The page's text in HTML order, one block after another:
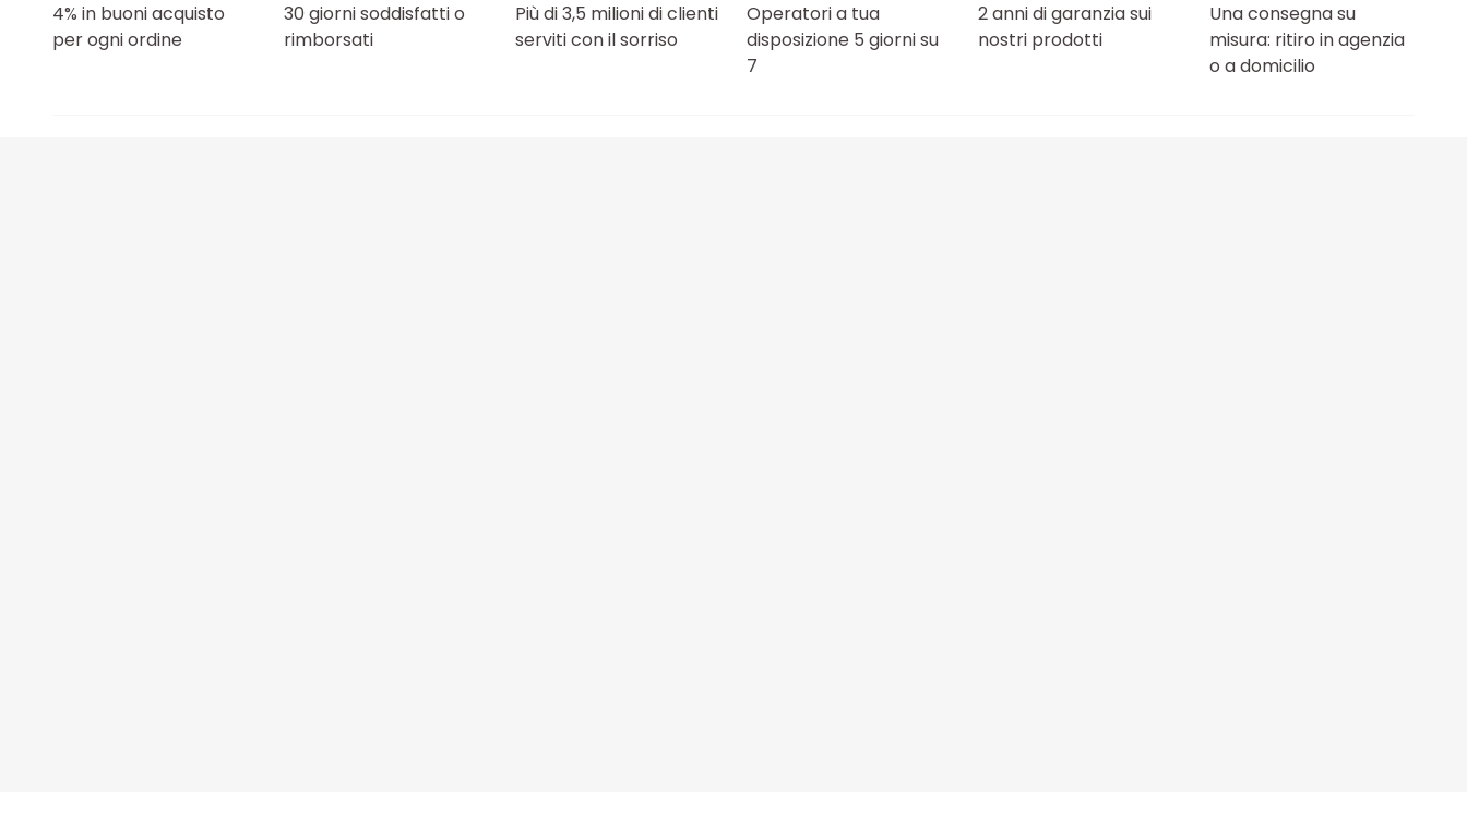
4% in buoni acquisto
per ogni ordine
30 giorni soddisfatti o
rimborsati
Più di 3,5 milioni di clienti
serviti con il sorriso
Operatori a tua
disposizione 5 giorni su
7
2 anni di garanzia sui
nostri prodotti
Una consegna su
misura: ritiro in agenzia
o a domicilio